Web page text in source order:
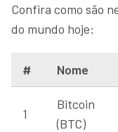
Confira como são
do mundo hoje:
# Nome
1
Bitcoin
(BTC)